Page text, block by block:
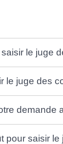
le juge
le juge des
demande
pour saisir